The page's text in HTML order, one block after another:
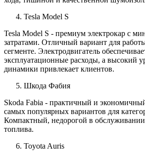
Tesla Model S
Tesla Model S - премиум электрокар с
затратами. Отличный вариант для
сегменте. Электродвигатель
эксплуатационные расходы, а высокий
динамики привлекает клиентов.
Шкода Фабия
Skoda Fabia - практичный и
самых популярных вариантов для
Компактный, недорогой в
топлива.
Toyota Auris